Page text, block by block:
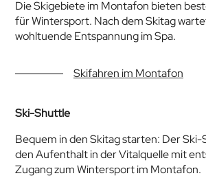
Die Skigebiete im Montafon bieten
für Wintersport. Nach dem Skitag
wohltuende Entspannung im Spa.
Skifahren im Montafon
Ski-Shuttle
Bequem in den Skitag starten: Der
den Aufenthalt in der Vitalquelle mit
Zugang zum Wintersport im Montafon.